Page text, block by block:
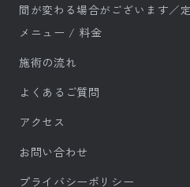
間が変わる場合がございます／
メニュー / 料金
施術の流れ
よくあるご質問
アクセス
お問い合わせ
プライバシーポリシー